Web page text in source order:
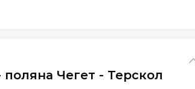
Чегет - Терскол